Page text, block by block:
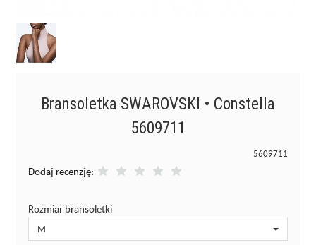
Bransoletka SWAROVSKI • Constella
5609711
5609711
Dodaj recenzję:
Rozmiar bransoletki
M